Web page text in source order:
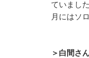
ていまし
月にはソ
＞白間さ